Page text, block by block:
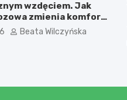
wzdęciem. Jak
zmienia komfort
w redukcji wagi?
Beata Wilczyńska